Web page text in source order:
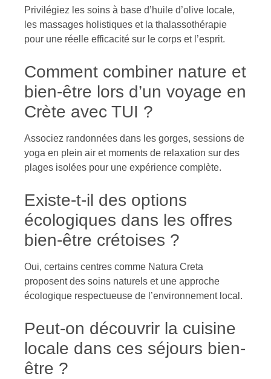
Privilégiez les soins à base d’huile d’olive locale,
les massages holistiques et la thalassothérapie
pour une réelle efficacité sur le corps et l’esprit.
Comment combiner nature et
bien-être lors d’un voyage en
Crète avec TUI ?
Associez randonnées dans les gorges, sessions de
yoga en plein air et moments de relaxation sur des
plages isolées pour une expérience complète.
Existe-t-il des options
écologiques dans les offres
bien-être crétoises ?
Oui, certains centres comme Natura Creta
proposent des soins naturels et une approche
écologique respectueuse de l’environnement local.
Peut-on découvrir la cuisine
locale dans ces séjours bien-
être ?